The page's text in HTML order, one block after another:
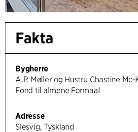
Fakta
Bygherre
A.P. Møller og Hustru Chastine
Fond til almene Formaal
Adresse
Slesvig, Tyskland